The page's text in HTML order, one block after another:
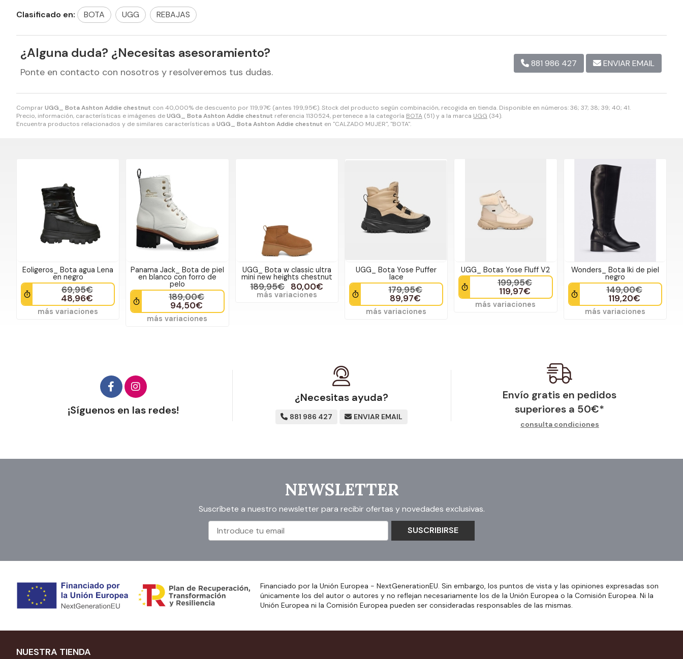
ComprarUGG_ Bota Ashton Addie chestnut con 40,000% de descuento por119,97€ (antes 199,95€). Stock del producto según combinación, recogida en tienda. Disponible en números: 36; 37; 38; 39; 40; 41.
Precio, información, características e imágenes deUGG_ Bota Ashton Addie chestnut referencia 1130524, pertenece a la categoría BOTA (51) y a la marca UGG (34).
Encuentra productos relacionados y de similares características a UGG_ Bota Ashton Addie chestnut en "CALZADO MUJER", "BOTA".
Clasificado en: BOTA UGG REBAJAS
¿Alguna duda? ¿Necesitas asesoramiento?
Ponte en contacto con nosotros y resolveremos tus dudas.
881 986 427 ENVIAR EMAIL
Eoligeros_ Bota agua Lena
en negro
69,95€
48,96€
más variaciones
Panama Jack_ Bota de piel
en blanco con forro de
pelo
189,00€
94,50€
más variaciones
UGG_ Bota w classic ultra
mini new heights chestnut
189,95€ 80,00€
más variaciones
UGG_ Bota Yose Puffer
lace
179,95€
89,97€
más variaciones
UGG_ Botas Yose Fluff V2
199,95€
119,97€
más variaciones
Wonders_ Bota Iki de piel
negro
149,00€
119,20€
más variaciones
¡Síguenos en las redes!
¿Necesitas ayuda?
881 986 427 ENVIAR EMAIL
Envío gratis en pedidos
superiores a 50€*
consulta condiciones
NEWSLETTER
Suscríbete a nuestro newsletter para recibir ofertas y novedades exclusivas.
SUSCRIBIRSE
Financiado por la Unión Europea - NextGenerationEU. Sin embargo, los puntos de vista y las opiniones expresadas son
únicamente los del autor o autores y no reflejan necesariamente los de la Unión Europea o la Comisión Europea. Ni la
Unión Europea ni la Comisión Europea pueden ser consideradas responsables de las mismas.
NUESTRA TIENDA